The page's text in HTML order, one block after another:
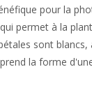
pour la
permet à la
sont
la forme